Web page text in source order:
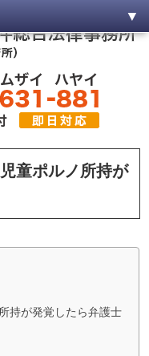
童ポルノ所持が
持が発覚したら弁護士